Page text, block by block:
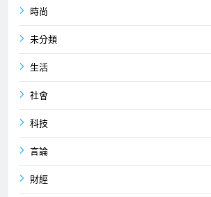
時尚
未分類
生活
社會
科技
言論
財經